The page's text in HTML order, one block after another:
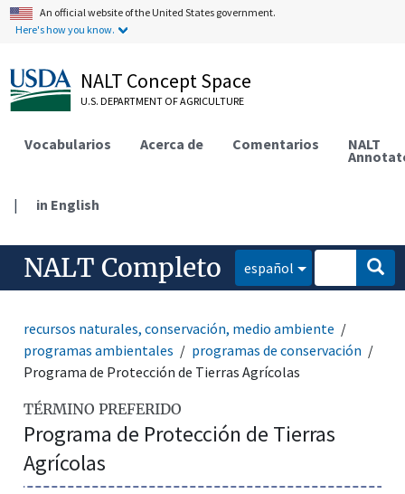
An official website of the United States government.
Here's how you know.
NALT Concept Space
U.S. DEPARTMENT OF AGRICULTURE
Vocabularios Acerca de Comentarios NALT
| in English
NALT Completo español
recursos naturales, conservación, medio ambiente
programas ambientales
programas de conservación
Programa de Protección de Tierras Agrícolas
TÉRMINO PREFERIDO
Programa de Protección de Tierras
Agrícolas